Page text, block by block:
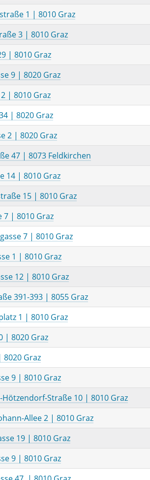
1 | 8010 Graz
3 | 8010 Graz
| 8010 Graz
9 | 8020 Graz
| 8010 Graz
| 8020 Graz
2 | 8020 Graz
47 | 8073 Feldkirchen
14 | 8010 Graz
15 | 8010 Graz
7 | 8010 Graz
7 | 8010 Graz
1 | 8010 Graz
12 | 8010 Graz
391-393 | 8055 Graz
1 | 8010 Graz
| 8020 Graz
8020 Graz
9 | 8010 Graz
Hötzendorf-Straße 10 | 8010 Graz
Allee 2 | 8010 Graz
19 | 8010 Graz
9 | 8010 Graz